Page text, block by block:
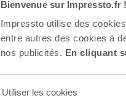
Bienvenue sur Impressto.fr
Impressto utilise des
entre autres des cookies à
nos publicités. En cliquant
Utiliser les cookies